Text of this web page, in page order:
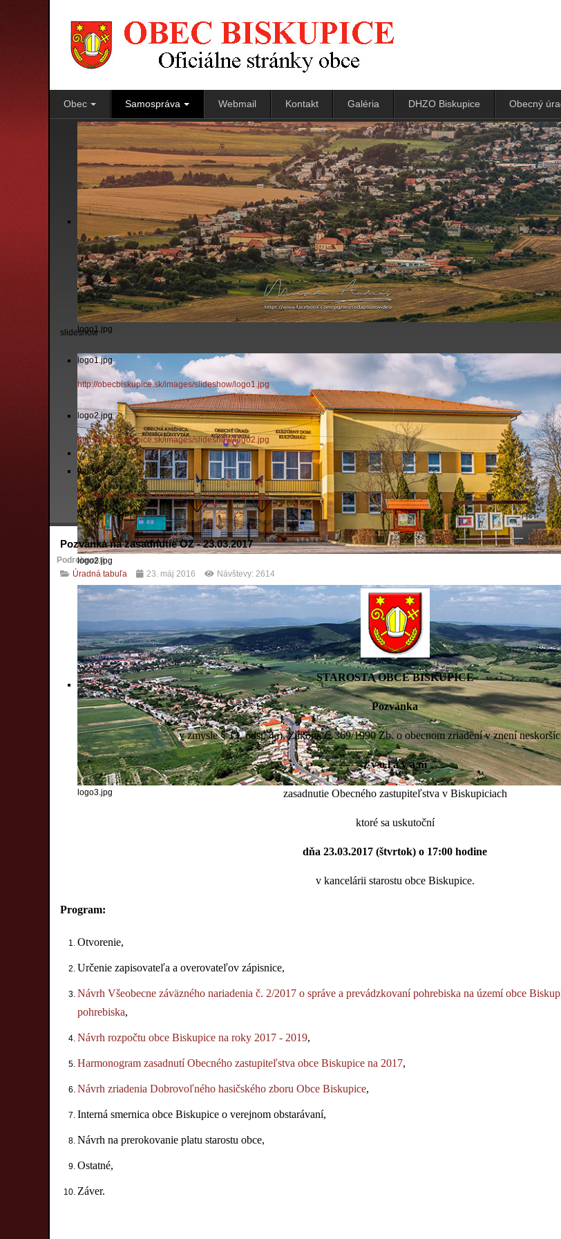
Obec Samospráva Webmail Kontakt Galéria DHZO Biskupice Obecný
logo1.jpg
logo2.jpg
logo3.jpg
slideshow
logo1.jpg
http://obecbiskupice.sk/images/slideshow/logo1.jpg
logo2.jpg
http://obecbiskupice.sk/images/slideshow/logo2.jpg
logo3.jpg
http://obecbiskupice.sk/images/slideshow/logo3.jpg
Pozvánka na zasadnutie OZ - 23.03.2017
Podrobnosti
Úradná tabuľa
23. máj 2016 Návštevy: 2614
STAROSTA OBCE BISKUPICE
Pozvánka
v zmysle § 13, odst. 4a), Zákona č. 369/1990 Zb. o obecnom zriadení v znení
z v o l á v a m
zasadnutie Obecného zastupiteľstva v Biskupiciach
ktoré sa uskutoční
dňa 23.03.2017 (štvrtok) o 17:00 hodine
v kancelárii starostu obce Biskupice.
Program:
Otvorenie,
Určenie zapisovateľa a overovateľov zápisnice,
Návrh Všeobecne záväzného nariadenia č. 2/2017 o správe a prevádzkovaní pohrebiska na území obce
pohrebiska,
Návrh rozpočtu obce Biskupice na roky 2017 - 2019,
Harmonogram zasadnutí Obecného zastupiteľstva obce Biskupice na 2017,
Návrh zriadenia Dobrovoľného hasičského zboru Obce Biskupice,
Interná smernica obce Biskupice o verejnom obstarávaní,
Návrh na prerokovanie platu starostu obce,
Ostatné,
Záver.